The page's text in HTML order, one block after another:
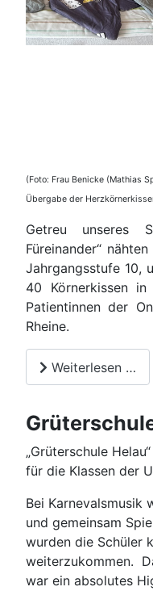
(Foto: Frau Benicke (Mathias
Übergabe der
Getreu unseres
Füreinander“
Jahrgangsstufe 10,
40 Körnerkissen
Patientinnen der
Rheine.
Weiterlesen …
„Grüterschule
für die Klassen der
Bei Karnevalsmusik
und gemeinsam
wurden die Schüler
weiterzukommen.
war ein absolutes